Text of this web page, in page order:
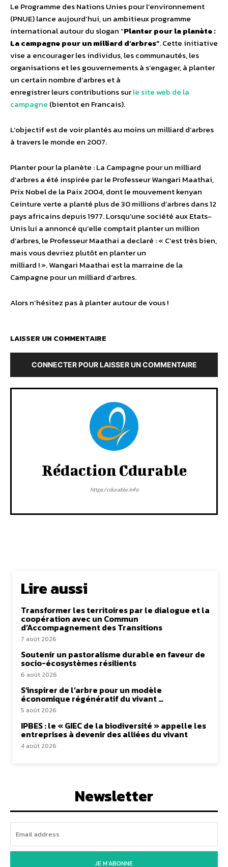
Le Programme des Nations Unies pour l’environnement
(PNUE) lance aujourd’hui, un ambitieux programme
international autour du slogan “Planter pour la planète :
La campagne pour un milliard d’arbres”. Cette initiative
vise a encourager les individus, les communautés, les
organisations et les gouvernements à s’engager, à planter
un certain nombre d’arbres et à
enregistrer leurs contributions surle site web de la
campagne (bientot en Francais).
L’objectif est de voir plantés au moins un milliard d’arbres
à travers le monde en 2007.
Planter pour la planète : La Campagne pour un milliard
d’arbres a été inspirée par le Professeur Wangari Maathai,
Prix Nobel de la Paix 2004, dont le mouvement kenyan
Ceinture verte a planté plus de 30 millions d’arbres dans 12
pays africains depuis 1977. Lorsqu’une société aux Etats-
Unis lui a annoncé qu’elle comptait planter un million
d’arbres, le Professeur Maathai a declaré : « C’est très bien,
mais vous devriez plutôt en planter un
milliard ! ». Wangari Maathai est la marraine de la
Campagne pour un milliard d’arbres.
Alors n’hésitez pas à planter autour de vous !
LAISSER UN COMMENTAIRE
CONNECTER POUR LAISSER UN COMMENTAIRE
Rédaction Cdurable
https:/cdurable.info
Lire aussi
Transformer les territoires par le dialogue et la
coopération avec un Commun
d’Accompagnement des Transitions
7 août 2026
Soutenir un pastoralisme durable en faveur de
socio-écosystèmes résilients
6 août 2026
S’inspirer de l’arbre pour un modèle
économique régénératif du vivant …
5 août 2026
IPBES : le « GIEC de la biodiversité » appelle les
entreprises à devenir des alliées du vivant
4 août 2026
Newsletter
JE M'ABONNE